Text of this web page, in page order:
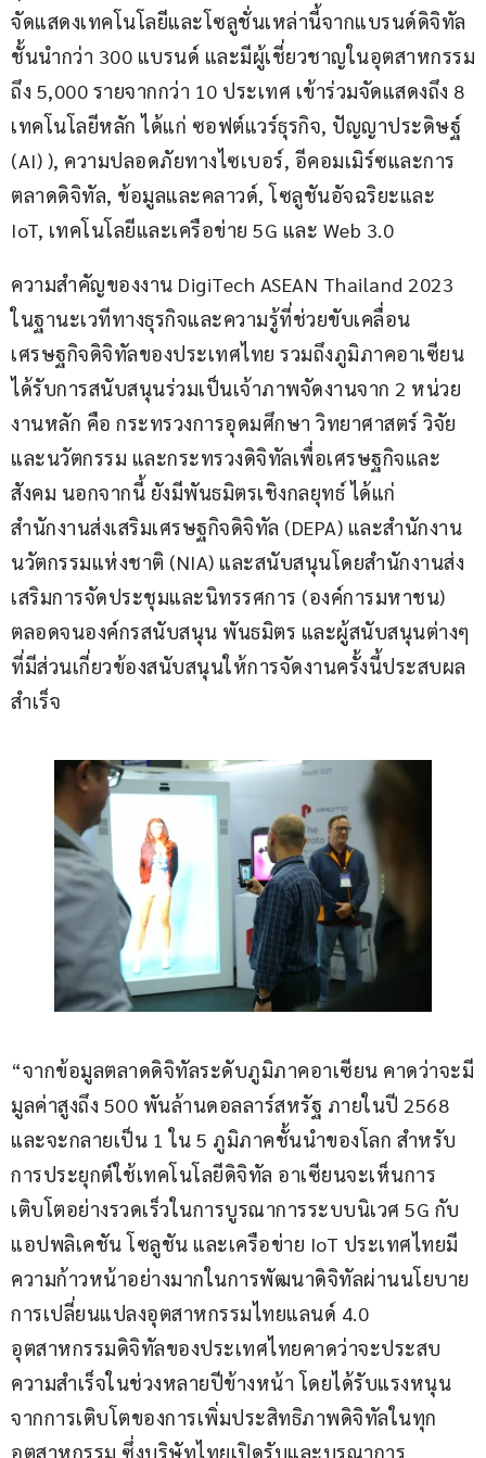
จัดแสดงเทคโนโลยีและโซลูชั่นเหล่านี้จากแบรนด์ดิจิทัล
ชั้นนำกว่า 300 แบรนด์ และมีผู้เชี่ยวชาญในอุตสาหกรรม
ถึง 5,000 รายจากกว่า 10 ประเทศ เข้าร่วมจัดแสดงถึง 8
เทคโนโลยีหลัก ได้แก่ ซอฟต์แวร์ธุรกิจ, ปัญญาประดิษฐ์
(AI) ), ความปลอดภัยทางไซเบอร์, อีคอมเมิร์ซและการ
ตลาดดิจิทัล, ข้อมูลและคลาวด์, โซลูชันอัจฉริยะและ
IoT, เทคโนโลยีและเครือข่าย 5G และ Web 3.0
ความสำคัญของงาน DigiTech ASEAN Thailand 2023
ในฐานะเวทีทางธุรกิจและความรู้ที่ช่วยขับเคลื่อน
เศรษฐกิจดิจิทัลของประเทศไทย รวมถึงภูมิภาคอาเซียน
ได้รับการสนับสนุนร่วมเป็นเจ้าภาพจัดงานจาก 2 หน่วย
งานหลัก คือ กระทรวงการอุดมศึกษา วิทยาศาสตร์ วิจัย
และนวัตกรรม และกระทรวงดิจิทัลเพื่อเศรษฐกิจและ
สังคม นอกจากนี้ ยังมีพันธมิตรเชิงกลยุทธ์ ได้แก่
สำนักงานส่งเสริมเศรษฐกิจดิจิทัล (DEPA) และสำนักงาน
นวัตกรรมแห่งชาติ (NIA) และสนับสนุนโดยสำนักงานส่ง
เสริมการจัดประชุมและนิทรรศการ (องค์การมหาชน)
ตลอดจนองค์กรสนับสนุน พันธมิตร และผู้สนับสนุนต่างๆ
ที่มีส่วนเกี่ยวข้องสนับสนุนให้การจัดงานครั้งนี้ประสบผล
สำเร็จ
“จากข้อมูลตลาดดิจิทัลระดับภูมิภาคอาเซียน คาดว่าจะมี
มูลค่าสูงถึง 500 พันล้านดอลลาร์สหรัฐ ภายในปี 2568
และจะกลายเป็น 1 ใน 5 ภูมิภาคชั้นนำของโลก สำหรับ
การประยุกต์ใช้เทคโนโลยีดิจิทัล อาเซียนจะเห็นการ
เติบโตอย่างรวดเร็วในการบูรณาการระบบนิเวศ 5G กับ
แอปพลิเคชัน โซลูชัน และเครือข่าย IoT ประเทศไทยมี
ความก้าวหน้าอย่างมากในการพัฒนาดิจิทัลผ่านนโยบาย
การเปลี่ยนแปลงอุตสาหกรรมไทยแลนด์ 4.0
อุตสาหกรรมดิจิทัลของประเทศไทยคาดว่าจะประสบ
ความสำเร็จในช่วงหลายปีข้างหน้า โดยได้รับแรงหนุน
จากการเติบโตของการเพิ่มประสิทธิภาพดิจิทัลในทุก
อุตสาหกรรม ซึ่งบริษัทไทยเปิดรับและบูรณาการ